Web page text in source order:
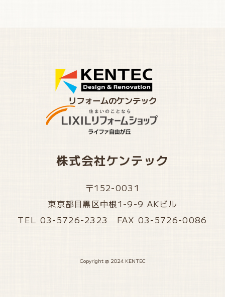
リフォームのケンテック
株式会社ケンテック
〒152-0031
東京都目黒区中根1-9-9 AKビル
TEL 03-5726-2323 FAX 03-5726-0086
Copyright @ 2024 KENTEC